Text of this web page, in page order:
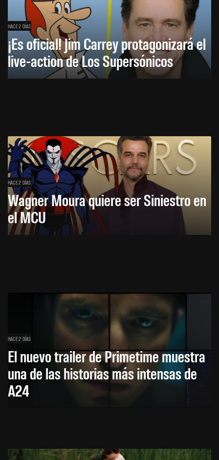
HACE 2 DÍAS
¡Es oficial! Jim Carrey protagonizará el
live-action de Los Supersónicos
HACE 2 DÍAS
Wagner Moura quiere ser Siniestro en
el MCU
HACE 2 DÍAS
El nuevo trailer de Primetime muestra
una de las historias más intensas de
A24